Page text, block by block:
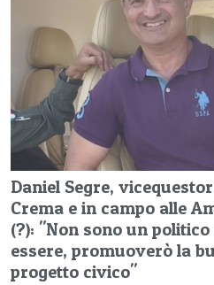
Daniel Segre,
Crema e in campo alle
(?): "Non sono un
essere, promuoverò la
progetto civico"